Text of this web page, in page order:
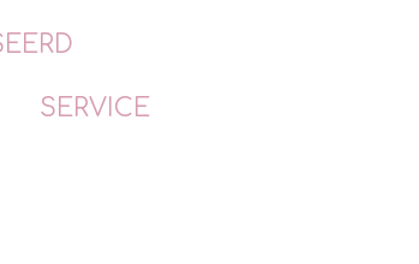
SERVICE